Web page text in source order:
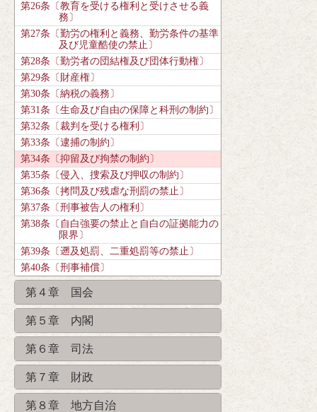
第26条〔教育を受ける権利と受けさせる義
務〕
第27条〔勤労の権利と義務、勤労条件の基準
及び児童酷使の禁止〕
第28条〔勤労者の団結権及び団体行動権〕
第29条〔財産権〕
第30条〔納税の義務〕
第31条〔生命及び自由の保障と科刑の制約〕
第32条〔裁判を受ける権利〕
第33条〔逮捕の制約〕
第34条〔抑留及び拘禁の制約〕
第35条〔侵入、捜索及び押収の制約〕
第36条〔拷問及び残虐な刑罰の禁止〕
第37条〔刑事被告人の権利〕
第38条〔自白強要の禁止と自白の証拠能力の
限界〕
第39条〔遡及処罰、二重処罰等の禁止〕
第40条〔刑事補償〕
第４章 国会
第５章 内閣
第６章 司法
第７章 財政
第８章 地方自治